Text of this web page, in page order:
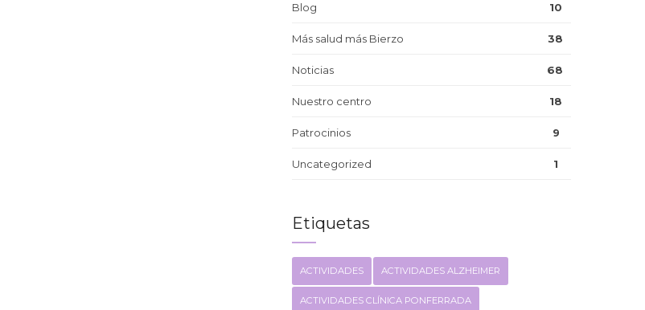
Blog 10
Más salud más Bierzo 38
Noticias 68
Nuestro centro 18
Patrocinios 9
Uncategorized 1
Etiquetas
ACTIVIDADES ACTIVIDADES ALZHEIMER
ACTIVIDADES CLÍNICA PONFERRADA